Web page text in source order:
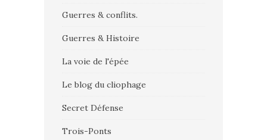
Guerres & conflits.
Guerres & Histoire
La voie de l'épée
Le blog du cliophage
Secret Défense
Trois-Ponts